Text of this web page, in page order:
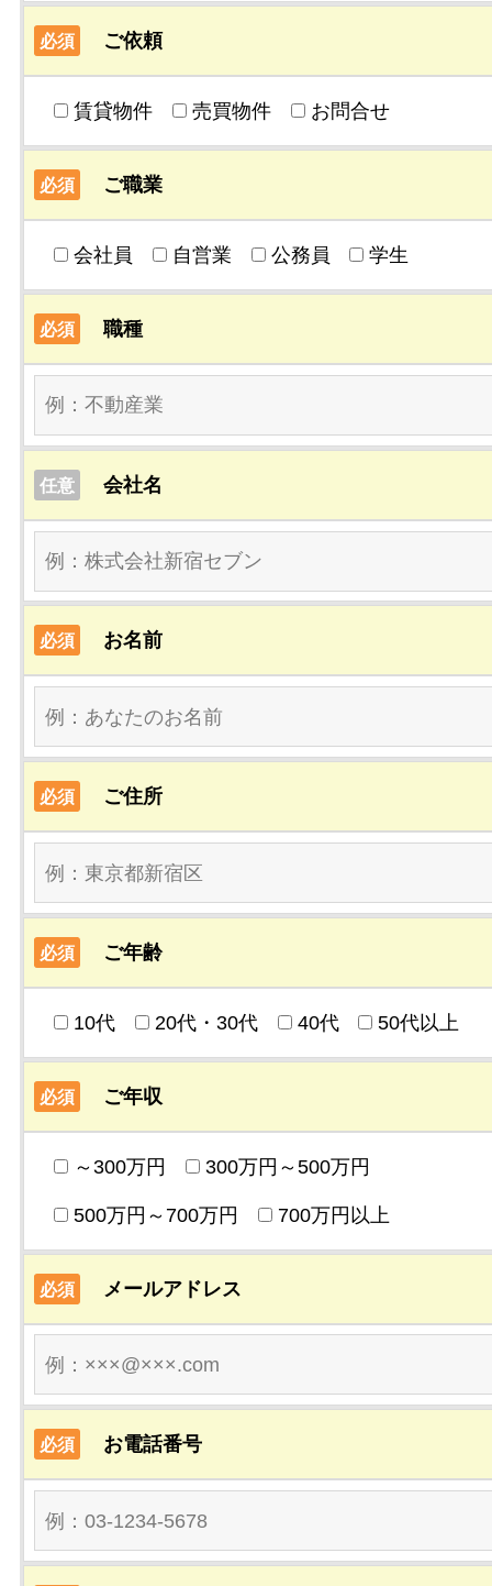
必須 ご依頼
賃貸物件 売買物件 お問合せ
必須 ご職業
会社員 自営業 公務員 学生
必須 職種
任意 会社名
必須 お名前
必須 ご住所
必須 ご年齢
10代 20代・30代 40代 50代以上
必須 ご年収
～300万円 300万円～500万円
500万円～700万円 700万円以上
必須 メールアドレス
必須 お電話番号